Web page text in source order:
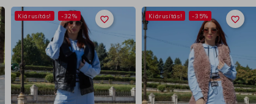
favorite_border
Kiárusítás! -32% favorite_border
Kiárusítás! -35%